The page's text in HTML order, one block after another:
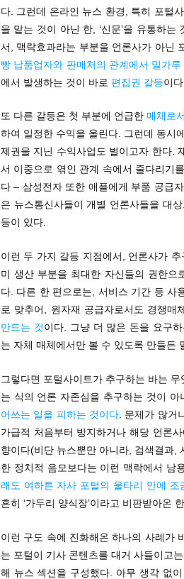
다. 그런데 온라인 뉴스 환경, 특히 포털
을 맡는 것이 아닌 한, ‘신문’을 유통하는
서, 맥락효과라는 부분을 언론사가 아닌
빵 납품업자와 판매처의 관계에서 밀가
에서 발생하는 것이 바로 편집권 갈등이다.
또 다른 갈등은 첫 부분에 언급한 매체로
하여 일정한 수익을 올린다. 그런데 동시
제권을 지닌 수익사업도 벌이고자 한다.
서 이중으로 엮인 관계 속에서 줄다리기
다 – 삼성전자 또한 애플에게 부품 공급
은 뉴스통신사들이 개별 언론사들을 대
등이 있다.
이런 두 가지 갈등 지점에서, 언론사가
미 생산 부분을 최대한 자신들의 권한으
다. 다른 한 편으로는, 서비스 기간 등 사
로 맞추어, 원자재 공급자로서도 경쟁매
만드는 것이다. 그냥 더 많은 돈을 요구
는 자체 매체에서만 볼 수 있도록 만들든
그렇다면 포털사이트가 추구하는 바는
는 식의 언론 자존심을 추구하는 것이 아
어쓰는 일을 피하는 것이다 . 문제가 많
가급적 처음부터 방지하거나 해당 언론
향이다(비단 뉴스뿐만 아니라, 검색결과,
한 정치적 음모보다는 이런 맥락에서 남
래도 여하튼 자사 포털의 울타리 안에
흔히 ‘가두리 양식장’이라고 비판받아온
이런 구도 속에 진화해온 하나의 사례가
는 포털이 기사 콘텐츠를 대거 사들이고
해 뉴스 섹션을 구성했다. 아무 생각 없